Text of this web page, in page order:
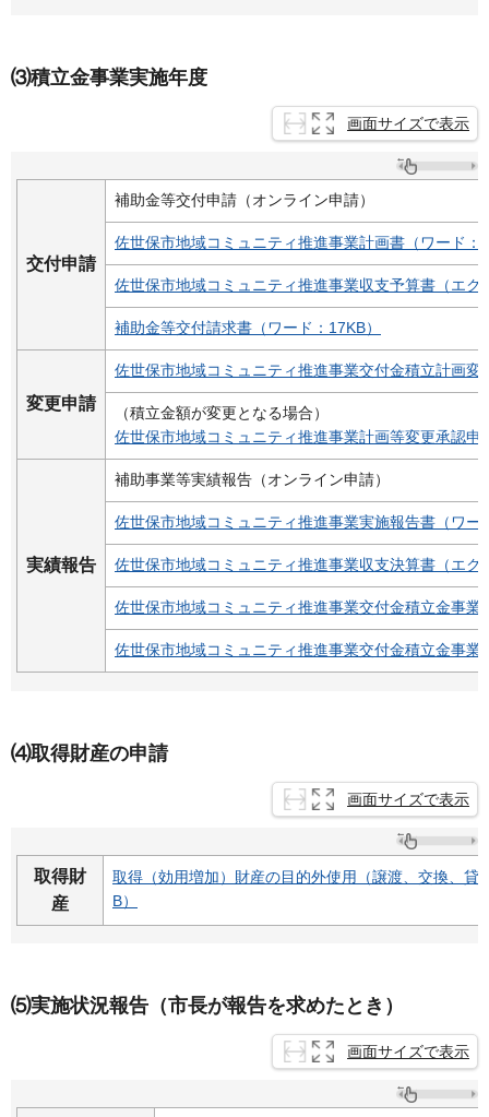
⑶積立金事業実施年度
画面サイズで表示
交付申請
補助金等交付申請（オンライン申請）
佐世保市地域コミュニティ推進事業計画書（ワード：
佐世保市地域コミュニティ推進事業収支予算書（エク
補助金等交付請求書（ワード：17KB）
変更申請
佐世保市地域コミュニティ推進事業交付金積立計画
（積立金額が変更となる場合）
佐世保市地域コミュニティ推進事業計画等変更承認申
実績報告
補助事業等実績報告（オンライン申請）
佐世保市地域コミュニティ推進事業実施報告書（ワー
佐世保市地域コミュニティ推進事業収支決算書（エク
佐世保市地域コミュニティ推進事業交付金積立金事業
佐世保市地域コミュニティ推進事業交付金積立金事
⑷取得財産の申請
画面サイズで表示
取得財
産
取得（効用増加）財産の目的外使用（譲渡、交換、貸
B）
⑸実施状況報告（市長が報告を求めたとき）
画面サイズで表示